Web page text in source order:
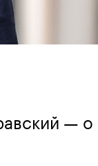
— о